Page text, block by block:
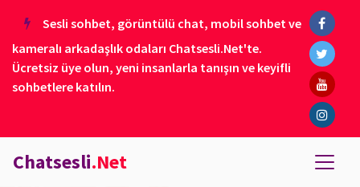
Sesli sohbet, görüntülü chat, mobil sohbet ve
kameralı arkadaşlık odaları Chatsesli.Net'te.
Ücretsiz üye olun, yeni insanlarla tanışın ve keyifli
sohbetlere katılın.
Chatsesli.Net